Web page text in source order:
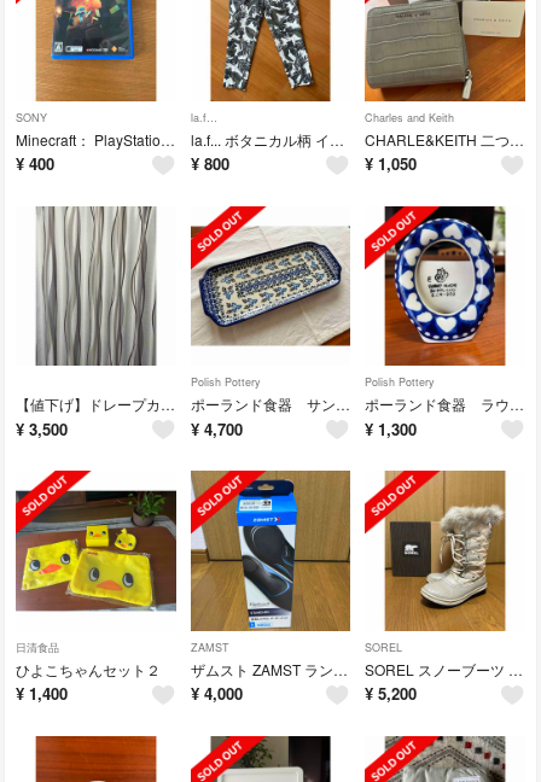
SONY
Minecraft： PlayStation Vita Edition
¥ 400
la.f…
la.f... ボタニカル柄 イージー パンツ
¥ 800
Charles and Keith
CHARLE&KEITH 二つ折り財布 Light Grey
¥ 1,050
【値下げ】ドレープカーテン２枚
¥ 3,500
Polish Pottery
ポーランド食器 サンドイッチプレート
¥ 4,700
Polish Pottery
ポーランド食器 ラウンド フォトフレーム
¥ 1,300
日清食品
ひよこちゃんセット２
¥ 1,400
ZAMST
ザムスト ZAMST ランニング インソール Footcraft STANDAR
¥ 4,000
SOREL
SOREL スノーブーツ TOFINO SOLID
¥ 5,200